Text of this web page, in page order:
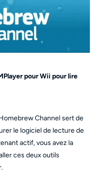
pour Wii pour lire
Channel sert de
le logiciel de lecture de
actif, vous avez la
ces deux outils